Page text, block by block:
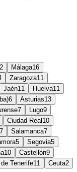
Málaga16
Zaragoza11
Jaén11 Huelva11
6 Asturias13
7 Lugo9
Ciudad Real 10
7 Salamanca7
5 Segovia5
10 Castellón9
Tenerife11 Ceuta2